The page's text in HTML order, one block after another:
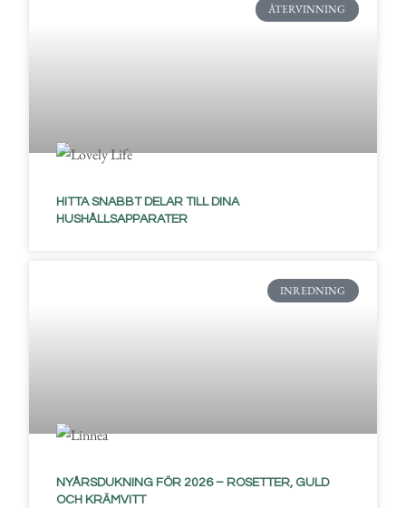
ÅTERVINNING
HITTA SNABBT DELAR TILL DINA
HUSHÅLLSAPPARATER
INREDNING
NYÅRSDUKNING FÖR 2026 – ROSETTER, GULD
OCH KRÄMVITT